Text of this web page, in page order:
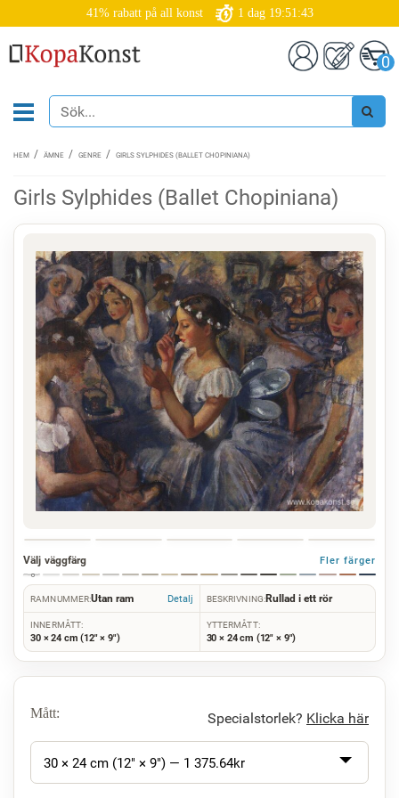
41% rabatt på all konst 1 dag 19:51:43
0
HEM ÄMNE GENRE GIRLS SYLPHIDES (BALLET CHOPINIANA)
Girls Sylphides (Ballet Chopiniana)
Välj väggfärg Fler färger
RAMNUMMER:Utan ram Detalj BESKRIVNING:Rullad i ett rör
INNERMÅTT:
30 × 24 cm (12" × 9")
YTTERMÅTT:
30 × 24 cm (12" × 9")
Mått: Specialstorlek? Klicka här
30 × 24 cm (12" × 9") — 1 375.64kr